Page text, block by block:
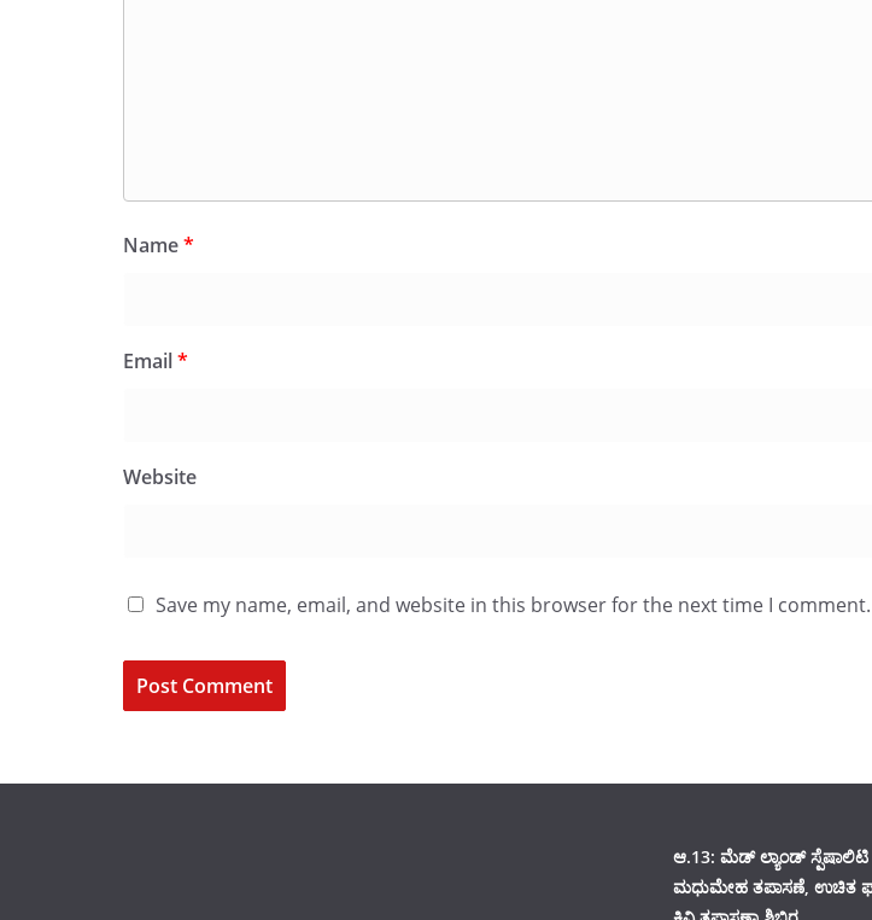
Name*
Email*
Website
Save my name, email, and website in this browser for the next time I comment.
ಆ.13: ಮೆಡ್ ಲ್ಯಾಂಡ್ ಸ್ಪೆಷಾಲಿಟಿ
ಮಧುಮೇಹ ತಪಾಸಣೆ, ಉಚಿತ